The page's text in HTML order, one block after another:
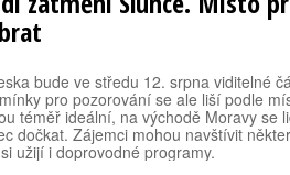
bude ve středu 12. srpna viditelné
pro pozorování se ale liší podle
téměř ideální, na východě Moravy se
dočkat. Zájemci mohou navštívit
užijí i doprovodné programy.